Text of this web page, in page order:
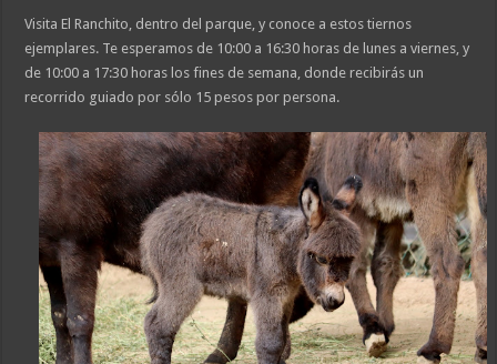
Visita El Ranchito, dentro del parque, y conoce a estos tiernos
ejemplares. Te esperamos de 10:00 a 16:30 horas de lunes a viernes, y
de 10:00 a 17:30 horas los fines de semana, donde recibirás un
recorrido guiado por sólo 15 pesos por persona.